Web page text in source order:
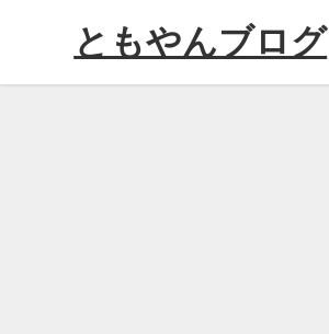
ともやんブログ